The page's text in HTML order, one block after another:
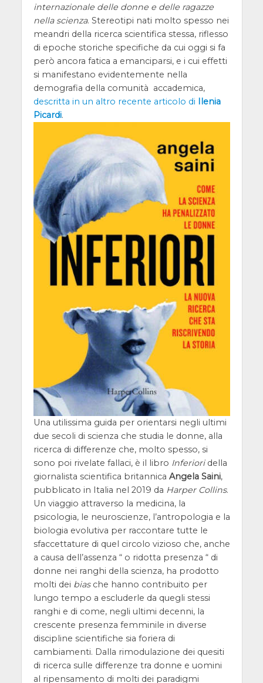
internazionale delle donne e delle ragazze
nella scienza. Stereotipi nati molto spesso nei
meandri della ricerca scientifica stessa, riflesso
di epoche storiche specifiche da cui oggi si fa
però ancora fatica a emanciparsi, e i cui effetti
si manifestano evidentemente nella
demografia della comunità accademica,
descritta in un altro recente articolo di Ilenia
Picardi.
Una utilissima guida per orientarsi negli ultimi
due secoli di scienza che studia le donne, alla
ricerca di differenze che, molto spesso, si
sono poi rivelate fallaci, è il libro Inferioridella
giornalista scientifica britannica Angela Saini,
pubblicato in Italia nel 2019 da Harper Collins.
Un viaggio attraverso la medicina, la
psicologia, le neuroscienze, l’antropologia e la
biologia evolutiva per raccontare tutte le
sfaccettature di quel circolo vizioso che, anche
a causa dell’assenza “ o ridotta presenza “ di
donne nei ranghi della scienza, ha prodotto
molti dei biasche hanno contribuito per
lungo tempo a escluderle da quegli stessi
ranghi e di come, negli ultimi decenni, la
crescente presenza femminile in diverse
discipline scientifiche sia foriera di
cambiamenti. Dalla rimodulazione dei quesiti
di ricerca sulle differenze tra donne e uomini
al ripensamento di molti dei paradigmi